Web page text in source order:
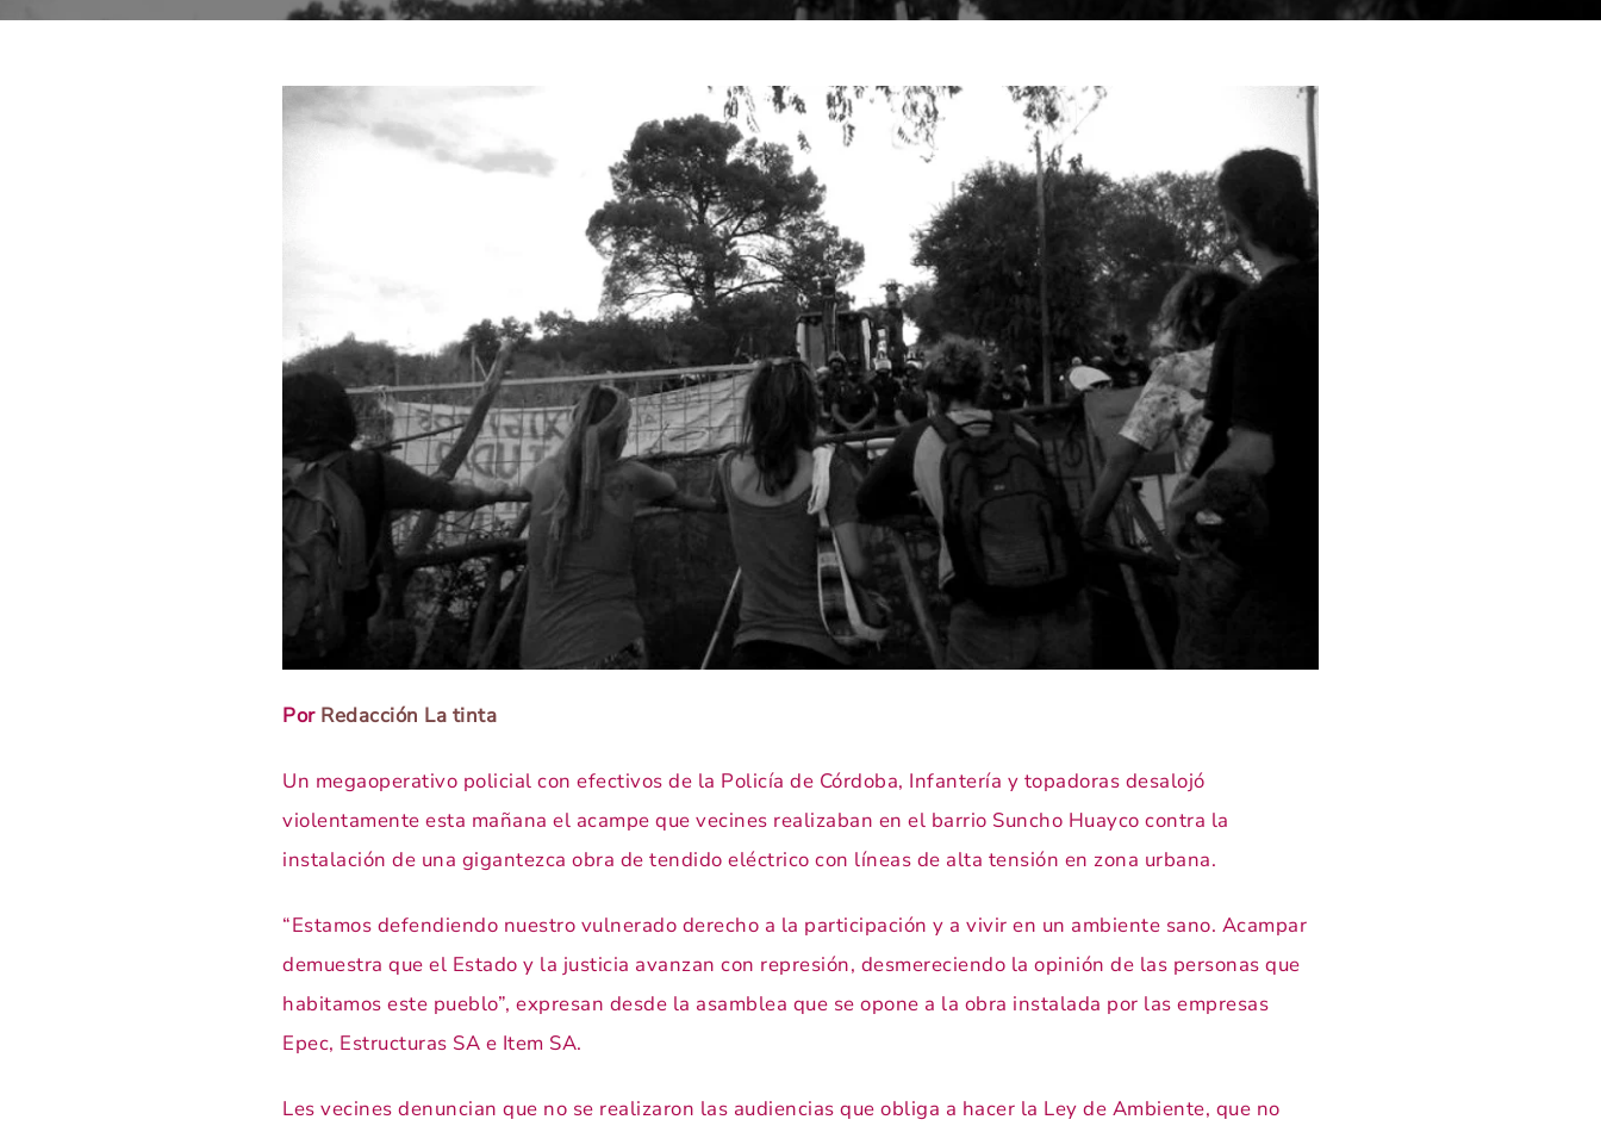
Por Redacción La tinta
Un megaoperativo policial con efectivos de la Policía de Córdoba, Infantería y topadoras desalojó
violentamente esta mañana el acampe que vecines realizaban en el barrio Suncho Huayco contra la
instalación de una gigantezca obra de tendido eléctrico con líneas de alta tensión en zona urbana.
“Estamos defendiendo nuestro vulnerado derecho a la participación y a vivir en un ambiente sano. Acampar
demuestra que el Estado y la justicia avanzan con represión, desmereciendo la opinión de las personas que
habitamos este pueblo”, expresan desde la asamblea que se opone a la obra instalada por las empresas
Epec, Estructuras SA e Item SA.
Les vecines denuncian que no se realizaron las audiencias que obliga a hacer la Ley de Ambiente, que no